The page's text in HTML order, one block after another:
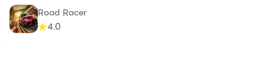
Road Racer
4.0